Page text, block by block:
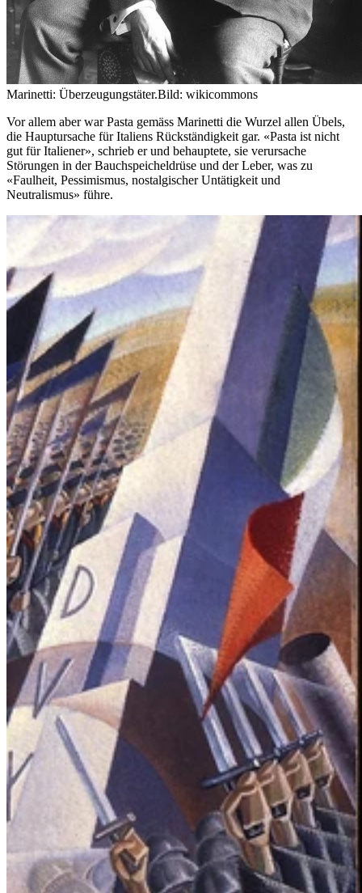
Marinetti: Überzeugungstäter.Bild: wikicommons
Vor allem aber war Pasta gemäss Marinetti die Wurzel allen Übels,
die Hauptursache für Italiens Rückständigkeit gar. «Pasta ist nicht
gut für Italiener», schrieb er und behauptete, sie verursache
Störungen in der Bauchspeicheldrüse und der Leber, was zu
«Faulheit, Pessimismus, nostalgischer Untätigkeit und
Neutralismus» führe.